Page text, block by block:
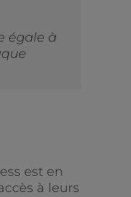
égale à
est en
à leurs